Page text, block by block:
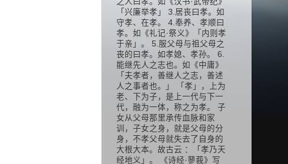
「兴廉举孝」 3.居丧曰孝。如
守孝、在孝。 4.奉养、孝顺曰
孝。如《礼记·祭义》「内则孝
于亲」。 5.服父母与祖父母之
丧的曰孝。如孝媳、孝孙。 6.
能继先人之志也。如《中庸》
「夫孝者，善继人之志，善述
人之事者也。」 「孝」，上为
老、下为子，是上一代与下一
代，融为一体，称之为孝。 子
女从父母那里承传血脉和家
训，子女之身，就是父母的分
身，不孝父母就失去了自身的
大根大本。故古云 ：「孝乃天
经地义」。 《诗经·蓼莪》写